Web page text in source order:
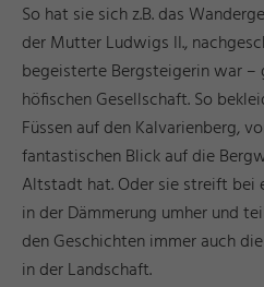
So hat sie sich z.B. das
der Mutter Ludwigs II.,
begeisterte Bergsteigerin war
höfischen Gesellschaft. So
Füssen auf den Kalvarienberg,
fantastischen Blick auf die
Altstadt hat. Oder sie streift bei
in der Dämmerung umher und
den Geschichten immer auch
in der Landschaft.